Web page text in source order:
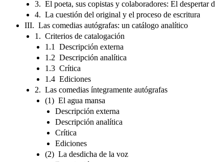
3. El poeta, sus copistas y colaboradores: El despertar
4. La cuestión del original y el proceso de escritura
III. Las comedias autógrafas: un catálogo analítico
1. Criterios de catalogación
1.1 Descripción externa
1.2 Descripción analítica
1.3 Crítica
1.4 Ediciones
2. Las comedias íntegramente autógrafas
(1) El agua mansa
Descripción externa
Descripción analítica
Crítica
Ediciones
(2) La desdicha de la voz